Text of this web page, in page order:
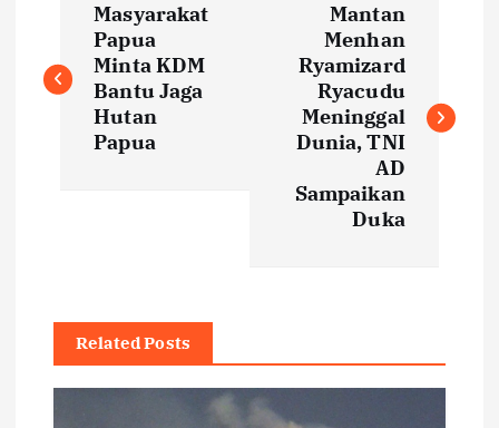
o
s
v
Masyarakat
Papua
Minta KDM
Bantu Jaga
Hutan
Papua
Mantan
Menhan
Ryamizard
Ryacudu
Meninggal
Dunia, TNI
AD
Sampaikan
Duka
Related Posts